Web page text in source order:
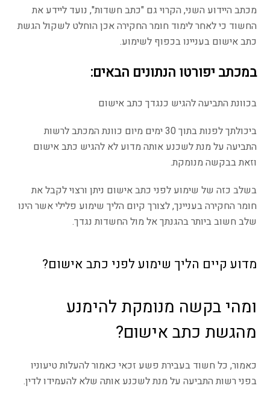
מכתב היידוע השני, הקרוי גם "כתב חשדות", נועד ליידע את
החשוד כי לאחר לימוד חומר החקירה אכן הוחלט לשקול הגשת
כתב אישום בעניינו בכפוף לשימוע.
במכתב יפורטו הנתונים הבאים:
בכוונת התביעה להגיש כנגדך כתב אישום
ביכולתך לפנות בתוך 30 ימים מיום כוונת המכתב לרשות
התביעה על מנת לשכנע אותה מדוע לא להגיש כתב אישום
וזאת בבקשה מנומקת.
בשלב כזה של שימוע לפני כתב אישום ניתן ורצוי לקבל את
חומר החקירה בעניינך, לצורך קיום הליך שימוע פלילי אשר הינו
שלב חשוב ביותר בהגנתך אל מול החשדות נגדך.
מדוע קיים הליך שימוע לפני כתב אישום?
ומהי בקשה מנומקת להימנע
מהגשת כתב אישום?
כאמור, כל חשוד בעבירת פשע זכאי כאמור להעלות טיעוניו
בפני רשות התביעה על מנת לשכנע אותה שלא להעמידו לדין.